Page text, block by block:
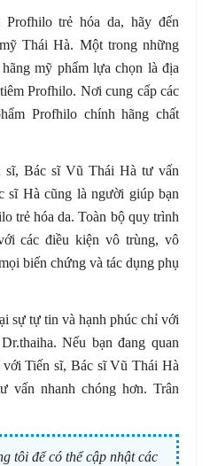
trẻ hóa da, hãy đến
Thái Hà. Một trong những
mỹ phẩm lựa chọn là địa
Profhilo. Nơi cung cấp các
Profhilo chính hãng chất
sĩ, Bác sĩ Vũ Thái Hà tư vấn
sĩ Hà cũng là người giúp bạn
trẻ hóa da. Toàn bộ quy trình
các điều kiện vô trùng, vô
biến chứng và tác dụng phụ
sự tự tin và hạnh phúc chỉ với
Nếu bạn đang quan
Tiến sĩ, Bác sĩ Vũ Thái Hà
vấn nhanh chóng hơn. Trân
tôi để có thể cập nhật các